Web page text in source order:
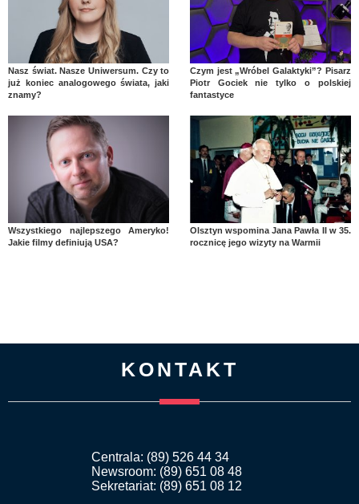
Nasz świat. Nasze Uniwersum. Czy to
już koniec analogowego świata, jaki
znamy?
Czym jest „Wróbel Galaktyki”? Pisarz
Piotr Gociek nie tylko o polskiej
fantastyce
Wszystkiego najlepszego Ameryko!
Jakie filmy definiują USA?
Olsztyn wspomina Jana Pawła II w 35.
rocznicę jego wizyty na Warmii
KONTAKT
Centrala: (89) 526 44 34
Newsroom: (89) 651 08 48
Sekretariat: (89) 651 08 12